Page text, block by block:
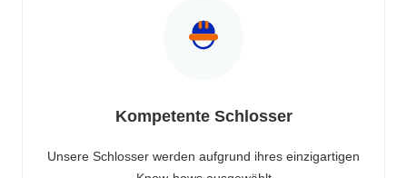
Kompetente Schlosser
Unsere Schlosser werden aufgrund ihres einzigartigen